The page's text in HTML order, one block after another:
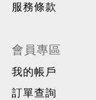
服務條款
會員專區
我的帳戶
訂單查詢